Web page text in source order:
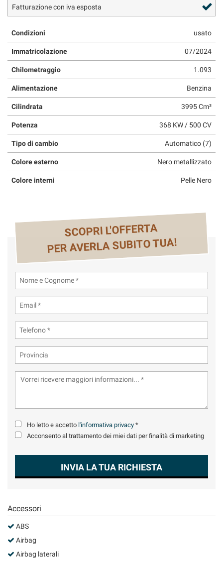
Fatturazione con iva esposta
Condizioni usato
Immatricolazione 07/2024
Chilometraggio 1.093
Alimentazione Benzina
Cilindrata 3995 Cm³
Potenza 368 KW / 500 CV
Tipo di cambio Automatico (7)
Colore esterno Nero metallizzato
Colore interni Pelle Nero
SCOPRI L'OFFERTA
PER AVERLA SUBITO TUA!
Ho letto e accetto l'informativa privacy *
Acconsento al trattamento dei miei dati per finalità di marketing
INVIA LA TUA RICHIESTA
Accessori
ABS
Airbag
Airbag laterali
questi
di
si
rimanda
alla
cookie
policy.
Puoi
rivedere
modificare
le
tue
scelte
qualsiasi
Cookie delle preferenze
Cookie per il miglioramento dell'esperienza utente
la
cookie
policy